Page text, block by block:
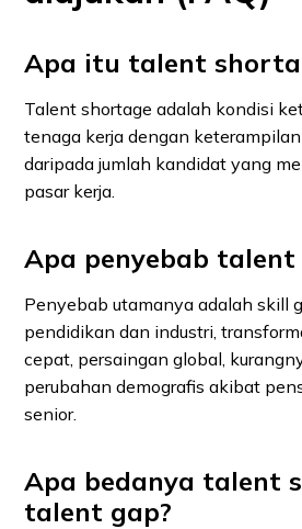
Apa itu talent
Talent shortage adalah kondisi
tenaga kerja dengan
daripada jumlah kandidat yang
pasar kerja.
Apa penyebab
Penyebab utamanya adalah skill
pendidikan dan industri,
cepat, persaingan global,
perubahan demografis akibat
senior.
Apa bedanya talent
talent gap?